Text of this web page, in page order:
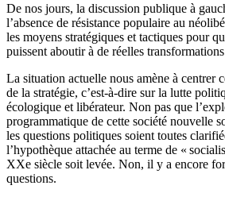
De nos jours, la discussion publique à
l’absence de résistance populaire au
les moyens stratégiques et tactiques pour
puissent aboutir à de réelles
La situation actuelle nous amène à centrer
de la stratégie, c’est-à-dire sur la lutte
écologique et libérateur. Non pas que
programmatique de cette société nouvelle
les questions politiques soient toutes
l’hypothèque attachée au terme de «
XXe siècle soit levée. Non, il y a encore
questions.